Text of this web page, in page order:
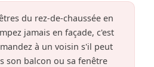
du rez-de-chaussée en
jamais en façade, c'est
à un voisin s'il peut
son balcon ou sa fenêtre